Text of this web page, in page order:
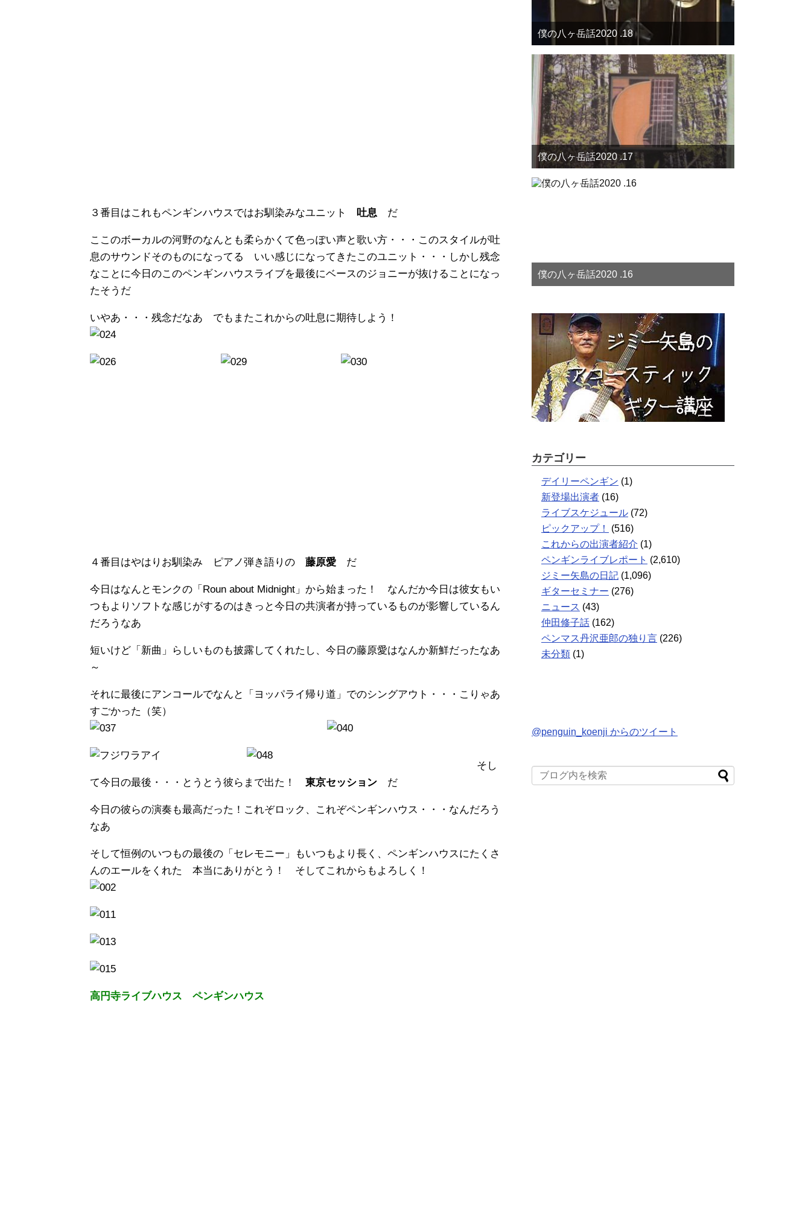
３番目はこれもペンギンハウスではお馴染みなユニット 吐息 だ
ここのボーカルの河野のなんとも柔らかくて色っぽい声と歌い方・・・このスタイルが吐
息のサウンドそのものになってる いい感じになってきたこのユニット・・・しかし残念
なことに今日のこのペンギンハウスライブを最後にベースのジョニーが抜けることになっ
たそうだ
いやあ・・・残念だなあ でもまたこれからの吐息に期待しよう！
４番目はやはりお馴染み ピアノ弾き語りの 藤原愛 だ
今日はなんとモンクの「Roun about Midnight」から始まった！ なんだか今日は彼女もい
つもよりソフトな感じがするのはきっと今日の共演者が持っているものが影響しているん
だろうなあ
短いけど「新曲」らしいものも披露してくれたし、今日の藤原愛はなんか新鮮だったなあ
～
それに最後にアンコールでなんと「ヨッパライ帰り道」でのシングアウト・・・こりゃあ
すごかった（笑）
そし
て今日の最後・・・とうとう彼らまで出た！ 東京セッション だ
今日の彼らの演奏も最高だった！これぞロック、これぞペンギンハウス・・・なんだろう
なあ
そして恒例のいつもの最後の「セレモニー」もいつもより長く、ペンギンハウスにたくさ
んのエールをくれた 本当にありがとう！ そしてこれからもよろしく！
高円寺ライブハウス ペンギンハウス
僕の八ヶ岳話2020 .18
僕の八ヶ岳話2020 .17
僕の八ヶ岳話2020 .16
カテゴリー
デイリーペンギン (1)
新登場出演者 (16)
ライブスケジュール (72)
ピックアップ！
(516)
これからの出演者紹介 (1)
ペンギンライブレポート (2,610)
ジミー矢島の日記 (1,096)
ギターセミナー (276)
ニュース (43)
仲田修子話 (162)
ペンマス丹沢亜郎の独り言 (226)
未分類 (1)
@penguin_koenji からのツイート